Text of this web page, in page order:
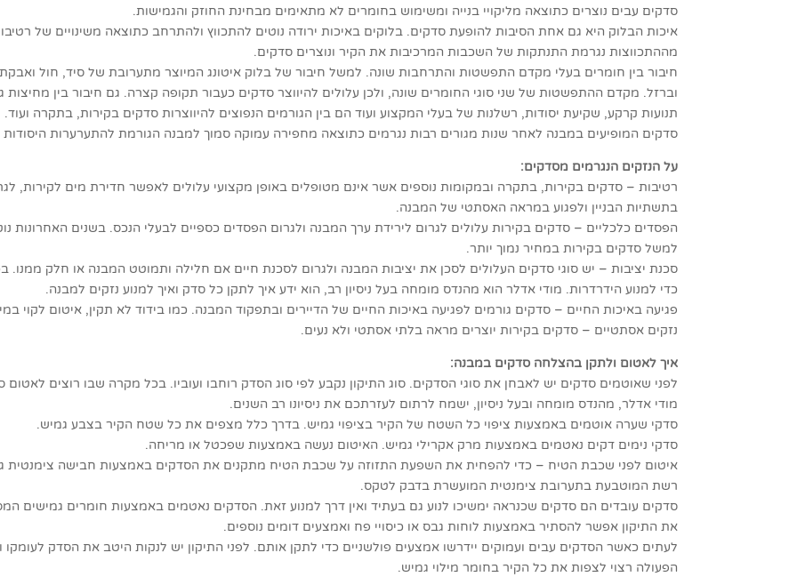
סדקים עבים נוצרים כתוצאה מליקויי בנייה ומשימוש בחומרים לא מתאימים מבחינת החוזק והגמישות.
איכות הבלוק היא גם אחת הסיבות להופעת סדקים. בלוקים באיכות ירודה נוטים להתכווץ ולהתרחב כתוצאה משינויים של
מההתכווצות נגרמת התנתקות של השכבות המרכיבות את הקיר ונוצרים סדקים.
חיבור בין חומרים בעלי מקדם התפשטות והתרחבות שונה. למשל חיבור של בלוק איטונג המיוצר מתערובת של סיד, חול ואבקת
וברזל. מקדם ההתפשטות של שני סוגי החומרים שונה, ולכן עלולים להיווצר סדקים כעבור תקופה קצרה. גם חיבור בין
תנועות קרקע, שקיעת יסודות, רשלנות של בעלי המקצוע ועוד הם בין הגורמים הנפוצים להיווצרות סדקים בקירות, בתקרה ועוד.
סדקים המופיעים במבנה לאחר שנות מגורים רבות נגרמים כתוצאה מחפירה עמוקה סמוך למבנה הגורמת להתערערות
על הנזקים הנגרמים מסדקים:
רטיבות – סדקים בקירות, בתקרה ובמקומות נוספים אשר אינם מטופלים באופן מקצועי עלולים לאפשר חדירת מים לקירות,
בתשתיות הבניין ולפגוע במראה האסתטי של המבנה.
הפסדים כלכליים – סדקים בקירות עלולים לגרום לירידת ערך המבנה ולגרום הפסדים כספיים לבעלי הנכס. בשנים האחרונות
למשל סדקים בקירות במחיר נמוך יותר.
סכנת יציבות – יש סוגי סדקים העלולים לסכן את יציבות המבנה ולגרום לסכנת חיים אם חלילה ותמוטט המבנה או חלק
כדי למנוע הידרדרות. מודי אדלר הוא מהנדס מומחה בעל ניסיון רב, הוא ידע איך לתקן כל סדק ואיך למנוע נזקים למבנה.
פגיעה באיכות החיים – סדקים גורמים לפגיעה באיכות החיים של הדיירים ובתפקוד המבנה. כמו בידוד לא תקין, איטום לקוי
נזקים אסתטיים – סדקים בקירות יוצרים מראה בלתי אסתטי ולא נעים.
איך לאטום ולתקן בהצלחה סדקים במבנה:
לפני שאוטמים סדקים יש לאבחן את סוגי הסדקים. סוג התיקון נקבע לפי סוג הסדק רוחבו ועוביו. בכל מקרה שבו רוצים
מודי אדלר, מהנדס מומחה ובעל ניסיון, ישמח לרתום לעזרתכם את ניסיונו רב השנים.
סדקי שערה אוטמים באמצעות ציפוי כל השטח של הקיר בציפוי גמיש. בדרך כלל מצפים את כל שטח הקיר בצבע גמיש.
סדקי נימים דקים נאטמים באמצעות מרק אקרילי גמיש. האיטום נעשה באמצעות שפכטל או מריחה.
איטום לפני שכבת הטיח – כדי להפחית את השפעת התזוזה על שכבת הטיח מתקנים את הסדקים באמצעות חבישה צימנטית
רשת המוטבעת בתערובת צימנטית המועשרת בדבק לטקס.
סדקים עובדים הם סדקים שכנראה ימשיכו לנוע גם בעתיד ואין דרך למנוע זאת. הסדקים נאטמים באמצעות חומרים גמישים
את התיקון אפשר להסתיר באמצעות לוחות גבס או כיסויי פח ואמצעים דומים נוספים.
לעתים כאשר הסדקים עבים ועמוקים יידרשו אמצעים פולשניים כדי לתקן אותם. לפני התיקון יש לנקות היטב את הסדק
הפעולה רצוי לצפות את כל הקיר בחומר מילוי גמיש.